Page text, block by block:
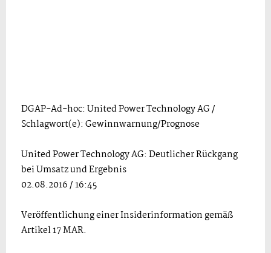
DGAP-Ad-hoc: United Power Technology AG /
Schlagwort(e): Gewinnwarnung/Prognose
United Power Technology AG: Deutlicher Rückgang
bei Umsatz und Ergebnis
02.08.2016 / 16:45
Veröffentlichung einer Insiderinformation gemäß
Artikel 17 MAR.